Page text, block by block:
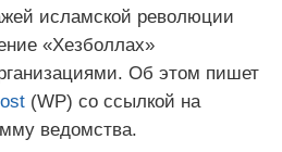
исламской революции
«Хезболлах»
Об этом пишет
(WP) со ссылкой на
ведомства.